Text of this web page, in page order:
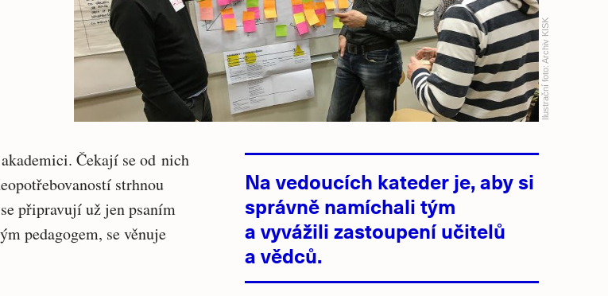
Ilustrační foto:
Archiv KISK
Na vedoucích kateder je, aby si
správně namíchali tým
a vyvážili zastoupení učitelů
a vědců.
Čekají se od nich
strhnou
připravují už jen psaním
pedagogem, se věnuje